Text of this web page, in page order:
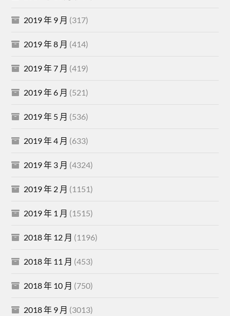
2019 年 9 月 (317)
2019 年 8 月 (414)
2019 年 7 月 (419)
2019 年 6 月 (521)
2019 年 5 月 (536)
2019 年 4 月 (633)
2019 年 3 月 (4324)
2019 年 2 月 (1151)
2019 年 1 月 (1515)
2018 年 12 月 (1196)
2018 年 11 月 (453)
2018 年 10 月 (750)
2018 年 9 月 (3013)